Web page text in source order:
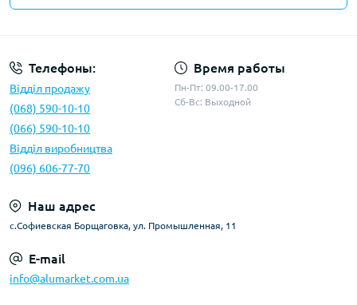
Телефоны:
Відділ продажу
(068) 590-10-10
(066) 590-10-10
Відділ виробництва
(096) 606-77-70
Время работы
Пн-Пт: 09.00-17.00
Сб-Вс: Выходной
Наш адрес
с.Софиевская Борщаговка, ул. Промышленная, 11
E-mail
info@alumarket.com.ua